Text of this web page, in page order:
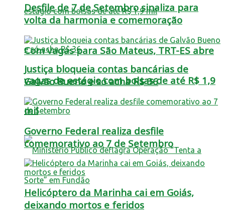
Com vagas para São Mateus, TRT-ES abre
vagas de estágio com bolsas de até R$ 1,9
mil
Desfile de 7 de Setembro sinaliza para
volta da harmonia e comemoração
Justiça bloqueia contas bancárias de
Galvão Bueno e só acha R$ 36
Governo Federal realiza desfile
comemorativo ao 7 de Setembro
Helicóptero da Marinha cai em Goiás,
deixando mortos e feridos